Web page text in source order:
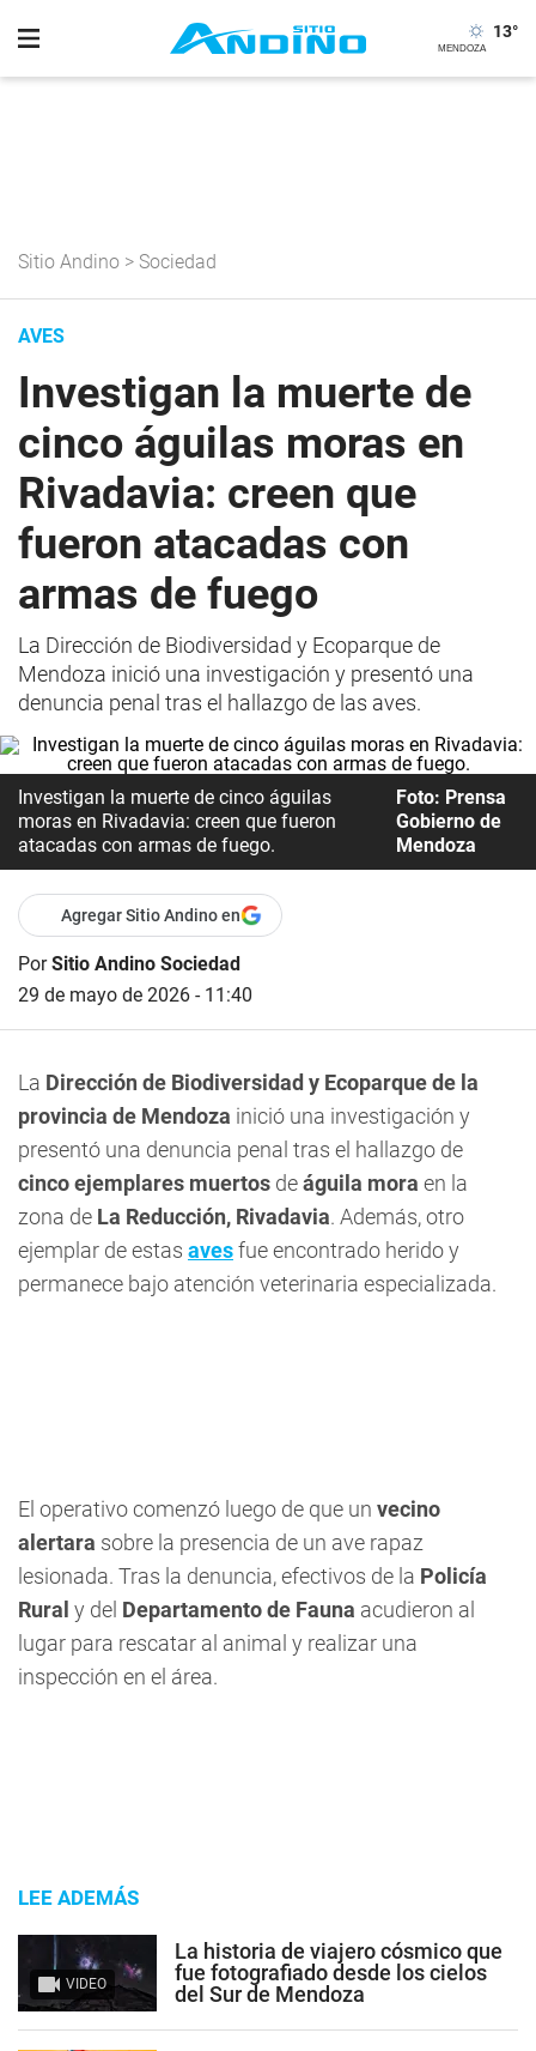
13°
Sitio Andino > Sociedad
AVES
Investigan la muerte de
cinco águilas moras en
Rivadavia: creen que
fueron atacadas con
armas de fuego
La Dirección de Biodiversidad y Ecoparque de
Mendoza inició una investigación y presentó una
denuncia penal tras el hallazgo de las aves.
Investigan la muerte de cinco águilas
moras en Rivadavia: creen que fueron
atacadas con armas de fuego.
Foto: Prensa
Gobierno de
Mendoza
Agregar Sitio Andino en
PorSitio Andino Sociedad
29 de mayo de 2026 - 11:40
La Dirección de Biodiversidad y Ecoparque de la
provincia de Mendoza inició una investigación y
presentó una denuncia penal tras el hallazgo de
cinco ejemplares muertos deáguila mora en la
zona de La Reducción, Rivadavia. Además, otro
ejemplar de estas avesfue encontrado herido y
permanece bajo atención veterinaria especializada.
El operativo comenzó luego de que un vecino
alertara sobre la presencia de un ave rapaz
lesionada. Tras la denuncia, efectivos de la Policía
Rural y del Departamento de Fauna acudieron al
lugar para rescatar al animal y realizar una
inspección en el área.
LEE ADEMÁS
VIDEO
La historia de viajero cósmico que
fue fotografiado desde los cielos
del Sur de Mendoza